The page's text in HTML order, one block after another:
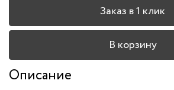
Заказ в 1 клик
В корзину
Описание